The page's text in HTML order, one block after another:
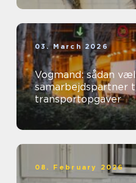
03. March 2026
Vogmand: sådan
samarbejdspartner
transportopgaver
08. February 2026